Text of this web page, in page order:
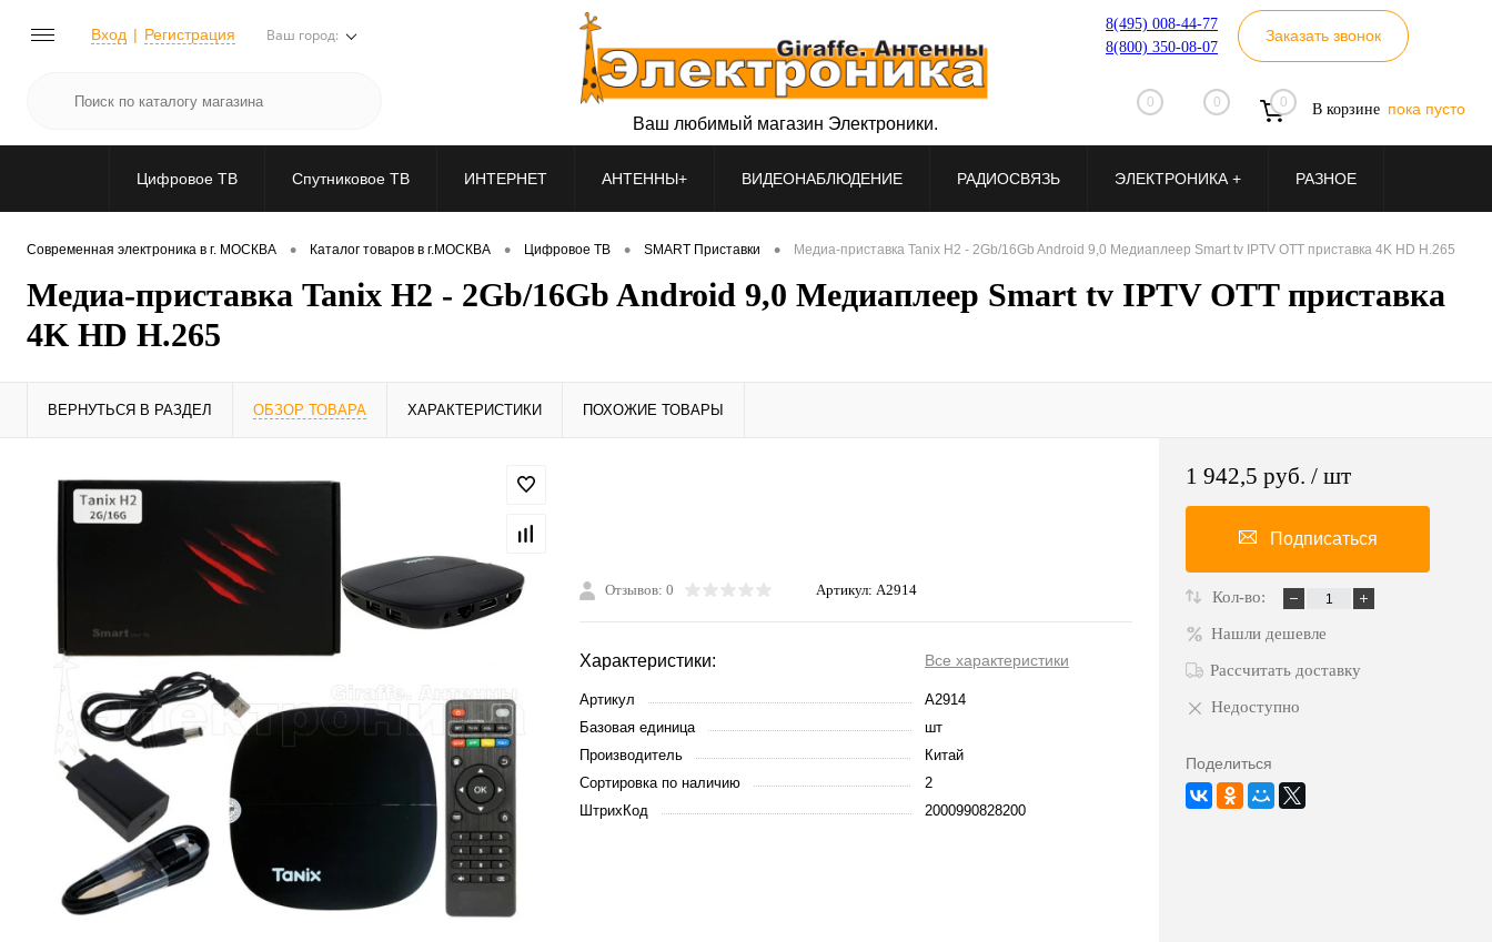
Вход Регистрация Ваш город:
8(495) 008-44-77
8(800) 350-08-07
Заказать звонок
0 0 0 В корзине пока пусто
Ваш любимый магазин Электроники.
Цифровое ТВ Спутниковое ТВ ИНТЕРНЕТ АНТЕННЫ+ ВИДЕОНАБЛЮДЕНИЕ РАДИОСВЯЗЬ ЭЛЕКТРОНИКА + РАЗНОЕ
Современная электроника в г. МОСКВА • Каталог товаров в г.МОСКВА • Цифровое ТВ • SMART Приставки • Медиа-приставка Tanix H2 - 2Gb/16Gb Android 9,0 Медиаплеер Smart tv IPTV OTT приставка 4K HD H.265
Медиа-приставка Tanix H2 - 2Gb/16Gb Android 9,0 Медиаплеер Smart tv IPTV OTT приставка
4K HD H.265
ВЕРНУТЬСЯ В РАЗДЕЛ ОБЗОР ТОВАРА ХАРАКТЕРИСТИКИ ПОХОЖИЕ ТОВАРЫ
Отзывов: 0 Артикул: A2914
Характеристики: Все характеристики
Артикул
A2914
Базовая единица
шт
Производитель
Китай
Сортировка по наличию
2
ШтрихКод
2000990828200
1 942,5 руб. / шт
Подписаться
Кол-во:
Нашли дешевле
Рассчитать доставку
Недоступно
Поделиться